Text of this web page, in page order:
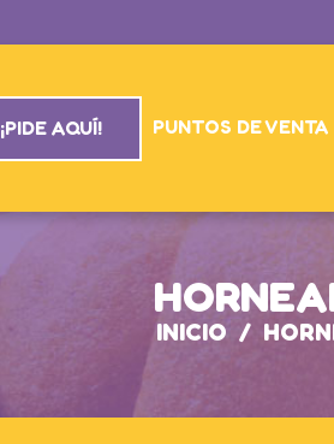
¡PIDE AQUÍ! PUNTOS DE VENTA
INICIO /